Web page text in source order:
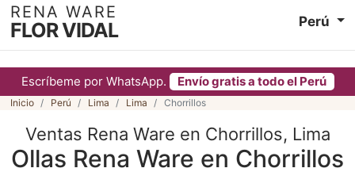
Escríbeme por WhatsApp. Envío gratis a todo el Perú
RENA WARE
FLOR VIDAL Perú
Inicio Perú Lima Lima Chorrillos
Ventas Rena Ware en Chorrillos, Lima
Ollas Rena Ware en Chorrillos